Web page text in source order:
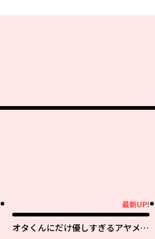
最新UP!
オタくんにだけ優しすぎるアヤメさ